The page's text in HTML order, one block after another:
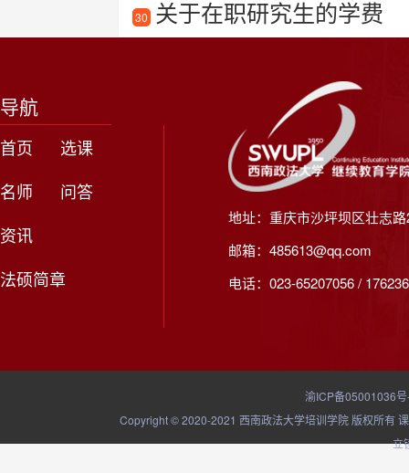
30 关于在职研究生的学费
导航
首页
选课
名师
问答
资讯
法硕简章
地址：重庆市沙坪坝区壮志
邮箱：485613@qq.com
电话：023-65207056 /
渝ICP备05001036
Copyright © 2020-2021 西南政法大学培训学院 版权所有
立